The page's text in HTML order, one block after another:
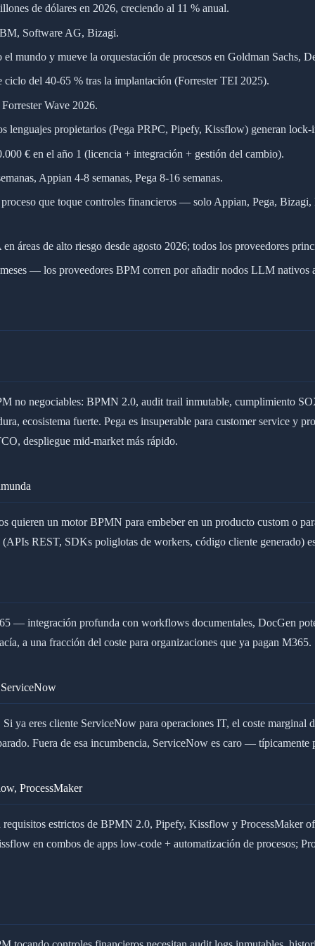
de dólares en 2026, creciendo al 11 % anual.
Software AG, Bizagi.
mundo y mueve la orquestación de procesos en Goldman Sachs,
del 40-65 % tras la implantación (Forrester TEI 2025).
Wave 2026.
propietarios (Pega PRPC, Pipefy, Kissflow) generan lock-
€ en el año 1 (licencia + integración + gestión del cambio).
Appian 4-8 semanas, Pega 8-16 semanas.
que toque controles financieros — solo Appian, Pega,
áreas de alto riesgo desde agosto 2026; todos los proveedores
— los proveedores BPM corren por añadir nodos LLM nativos
no negociables: BPMN 2.0, audit trail inmutable, cumplimiento
ecosistema fuerte. Pega es insuperable para customer service y
despliegue mid-market más rápido.
quieren un motor BPMN para embeber en un producto custom o
REST, SDKs poliglotas de workers, código cliente generado)
— integración profunda con workflows documentales, DocGen
a una fracción del coste para organizaciones que ya pagan M365.
ya eres cliente ServiceNow para operaciones IT, el coste
Fuera de esa incumbencia, ServiceNow es caro — típicamente
ProcessMaker
estrictos de BPMN 2.0, Pipefy, Kissflow y ProcessMaker
en combos de apps low-code + automatización de procesos;